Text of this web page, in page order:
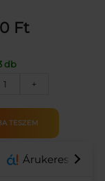
Ft
db
COOP
FOLYÉKONY
250ML
+
TESZEM
Árukereső.hu /